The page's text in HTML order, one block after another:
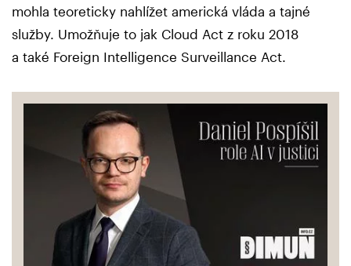
mohla teoreticky nahlížet americká vláda a tajné
služby. Umožňuje to jak Cloud Act z roku 2018
a také Foreign Intelligence Surveillance Act.